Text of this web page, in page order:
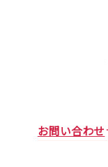
お問い合わせ